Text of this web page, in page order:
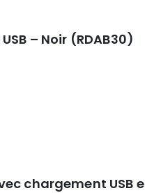
– Noir (RDAB30)
chargement USB